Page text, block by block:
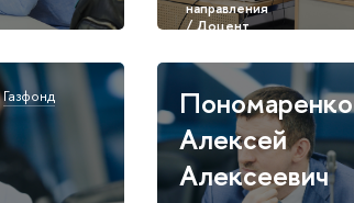
Газфонд
Пономаренко
Алексей
Алексеевич